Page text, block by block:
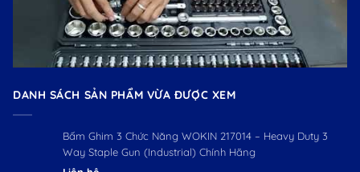
DANH SÁCH SẢN PHẨM VỪA ĐƯỢC XEM
Bấm Ghim 3 Chức Năng WOKIN 217014 – Heavy Duty 3
Way Staple Gun (Industrial) Chính Hãng